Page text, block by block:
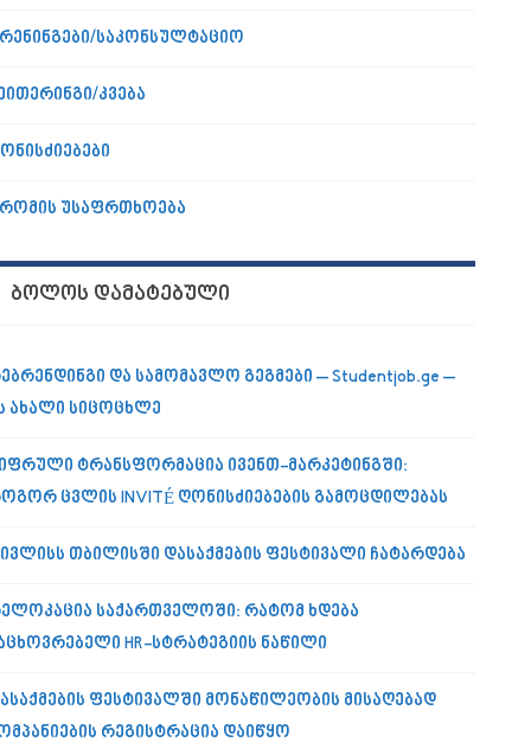
საკონსულტაციო
კვება
უსაფრთხოება
ᲑᲝᲚᲝᲡ ᲓᲐᲛᲐᲢᲔᲑᲣᲚᲘ
და სამომავლო გეგმები – Studentjob.ge –
ახალი სიცოცხლე
ტრანსფორმაცია ივენთ-მარკეტინგში:
ცვლის INVITÉ ღონისძიებების გამოცდილებას
თბილისში დასაქმების ფესტივალი ჩატარდება
საქართველოში: რატომ ხდება
HR-სტრატეგიის ნაწილი
ფესტივალში მონაწილეობის მისაღებად
რეგისტრაცია დაიწყო